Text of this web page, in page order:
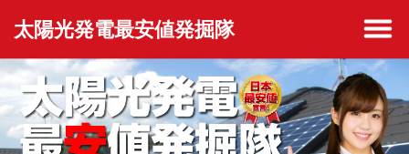
太陽光発電最安値発掘隊